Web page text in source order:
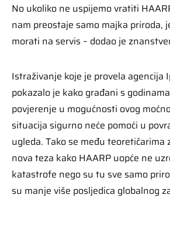
No ukoliko ne uspijemo vratiti
nam preostaje samo majka priroda,
morati na servis – dodao je
Istraživanje koje je provela agencija
pokazalo je kako građani s
povjerenje u mogućnosti ovog
situacija sigurno neće pomoći u
ugleda. Tako se među teoretičarima
nova teza kako HAARP uopće ne
katastrofe nego su tu sve samo
su manje više posljedica globalnog